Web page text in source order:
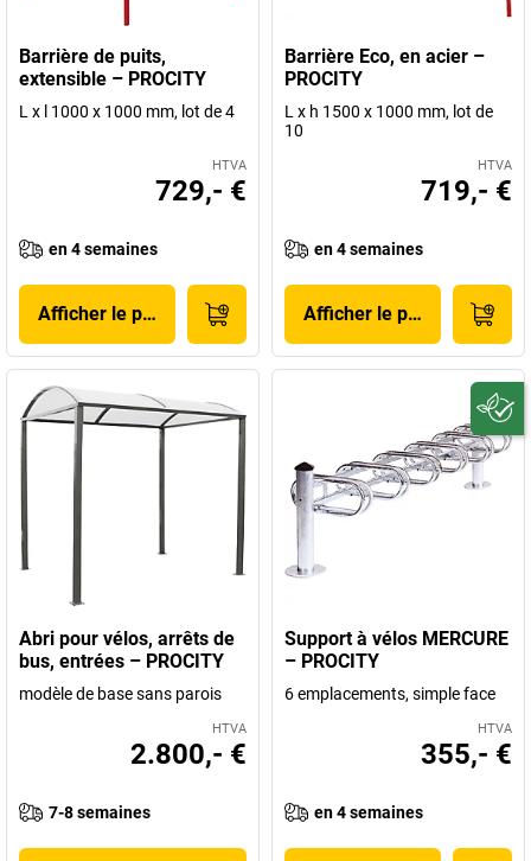
Barrière de puits,
extensible – PROCITY
L x l 1000 x 1000 mm, lot de 4
HTVA
729,- €
en 4 semaines
Afficher le produit
Barrière Eco, en acier –
PROCITY
L x h 1500 x 1000 mm, lot de
10
HTVA
719,- €
en 4 semaines
Afficher le produit
Abri pour vélos, arrêts de
bus, entrées – PROCITY
modèle de base sans parois
HTVA
2.800,- €
7-8 semaines
Support à vélos MERCURE
– PROCITY
6 emplacements, simple face
HTVA
355,- €
en 4 semaines